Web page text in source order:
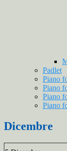
Padlet
Piano
Piano
Piano
Piano
Dicembre